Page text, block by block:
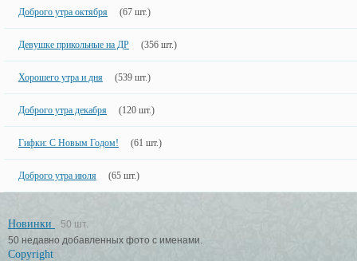
Доброго утра октября (67 шт.)
Девушке прикольные на ДР (356 шт.)
Хорошего утра и дня (539 шт.)
Доброго утра декабря (120 шт.)
Гифки: С Новым Годом! (61 шт.)
Доброго утра июля (65 шт.)
Новинки
50 шт.
50 недавно добавленных фото с именами.
Copyright